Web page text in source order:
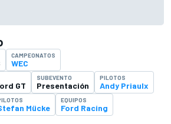
CAMPEONATOS
WEC
GT
SUBEVENTO
Presentación
PILOTOS
Andy Priaulx
Mücke
EQUIPOS
Ford Racing